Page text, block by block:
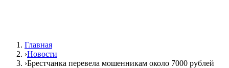
Главная
›Новости
›Брестчанка перевела мошенникам около 7000 рублей